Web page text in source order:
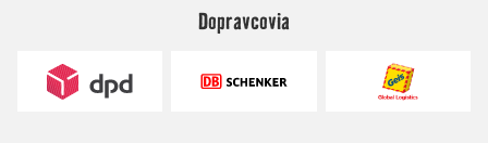
Dopravcovia